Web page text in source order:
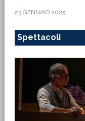
23 GENNAIO 2025
Spettacoli